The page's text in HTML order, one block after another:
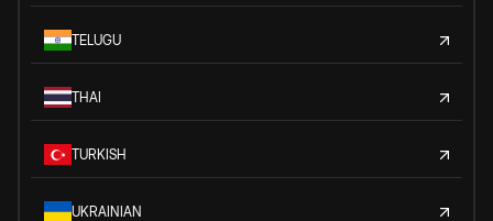
TELUGU
THAI
TURKISH
UKRAINIAN